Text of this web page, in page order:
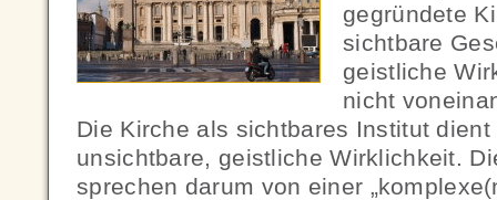
gegründete
sichtbare
geistliche
nicht
Die Kirche als sichtbares Institut
unsichtbare, geistliche Wirklichkeit.
sprechen darum von einer